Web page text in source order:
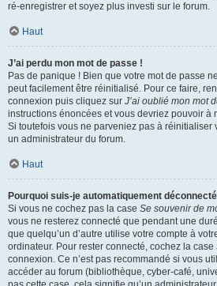
ré-enregistrer et soyez plus investi sur le forum.
Haut
J’ai perdu mon mot de passe !
Pas de panique ! Bien que votre mot de passe
peut facilement être réinitialisé. Pour ce faire,
connexion puis cliquez sur J’ai oublié mon mot
instructions énoncées et vous devriez pouvoir à
Si toutefois vous ne parveniez pas à réinitialiser
un administrateur du forum.
Haut
Pourquoi suis-je automatiquement
Si vous ne cochez pas la case Se souvenir de
vous ne resterez connecté que pendant une
que quelqu’un d’autre utilise votre compte à
ordinateur. Pour rester connecté, cochez la case
connexion. Ce n’est pas recommandé si vous
accéder au forum (bibliothèque, cyber-café,